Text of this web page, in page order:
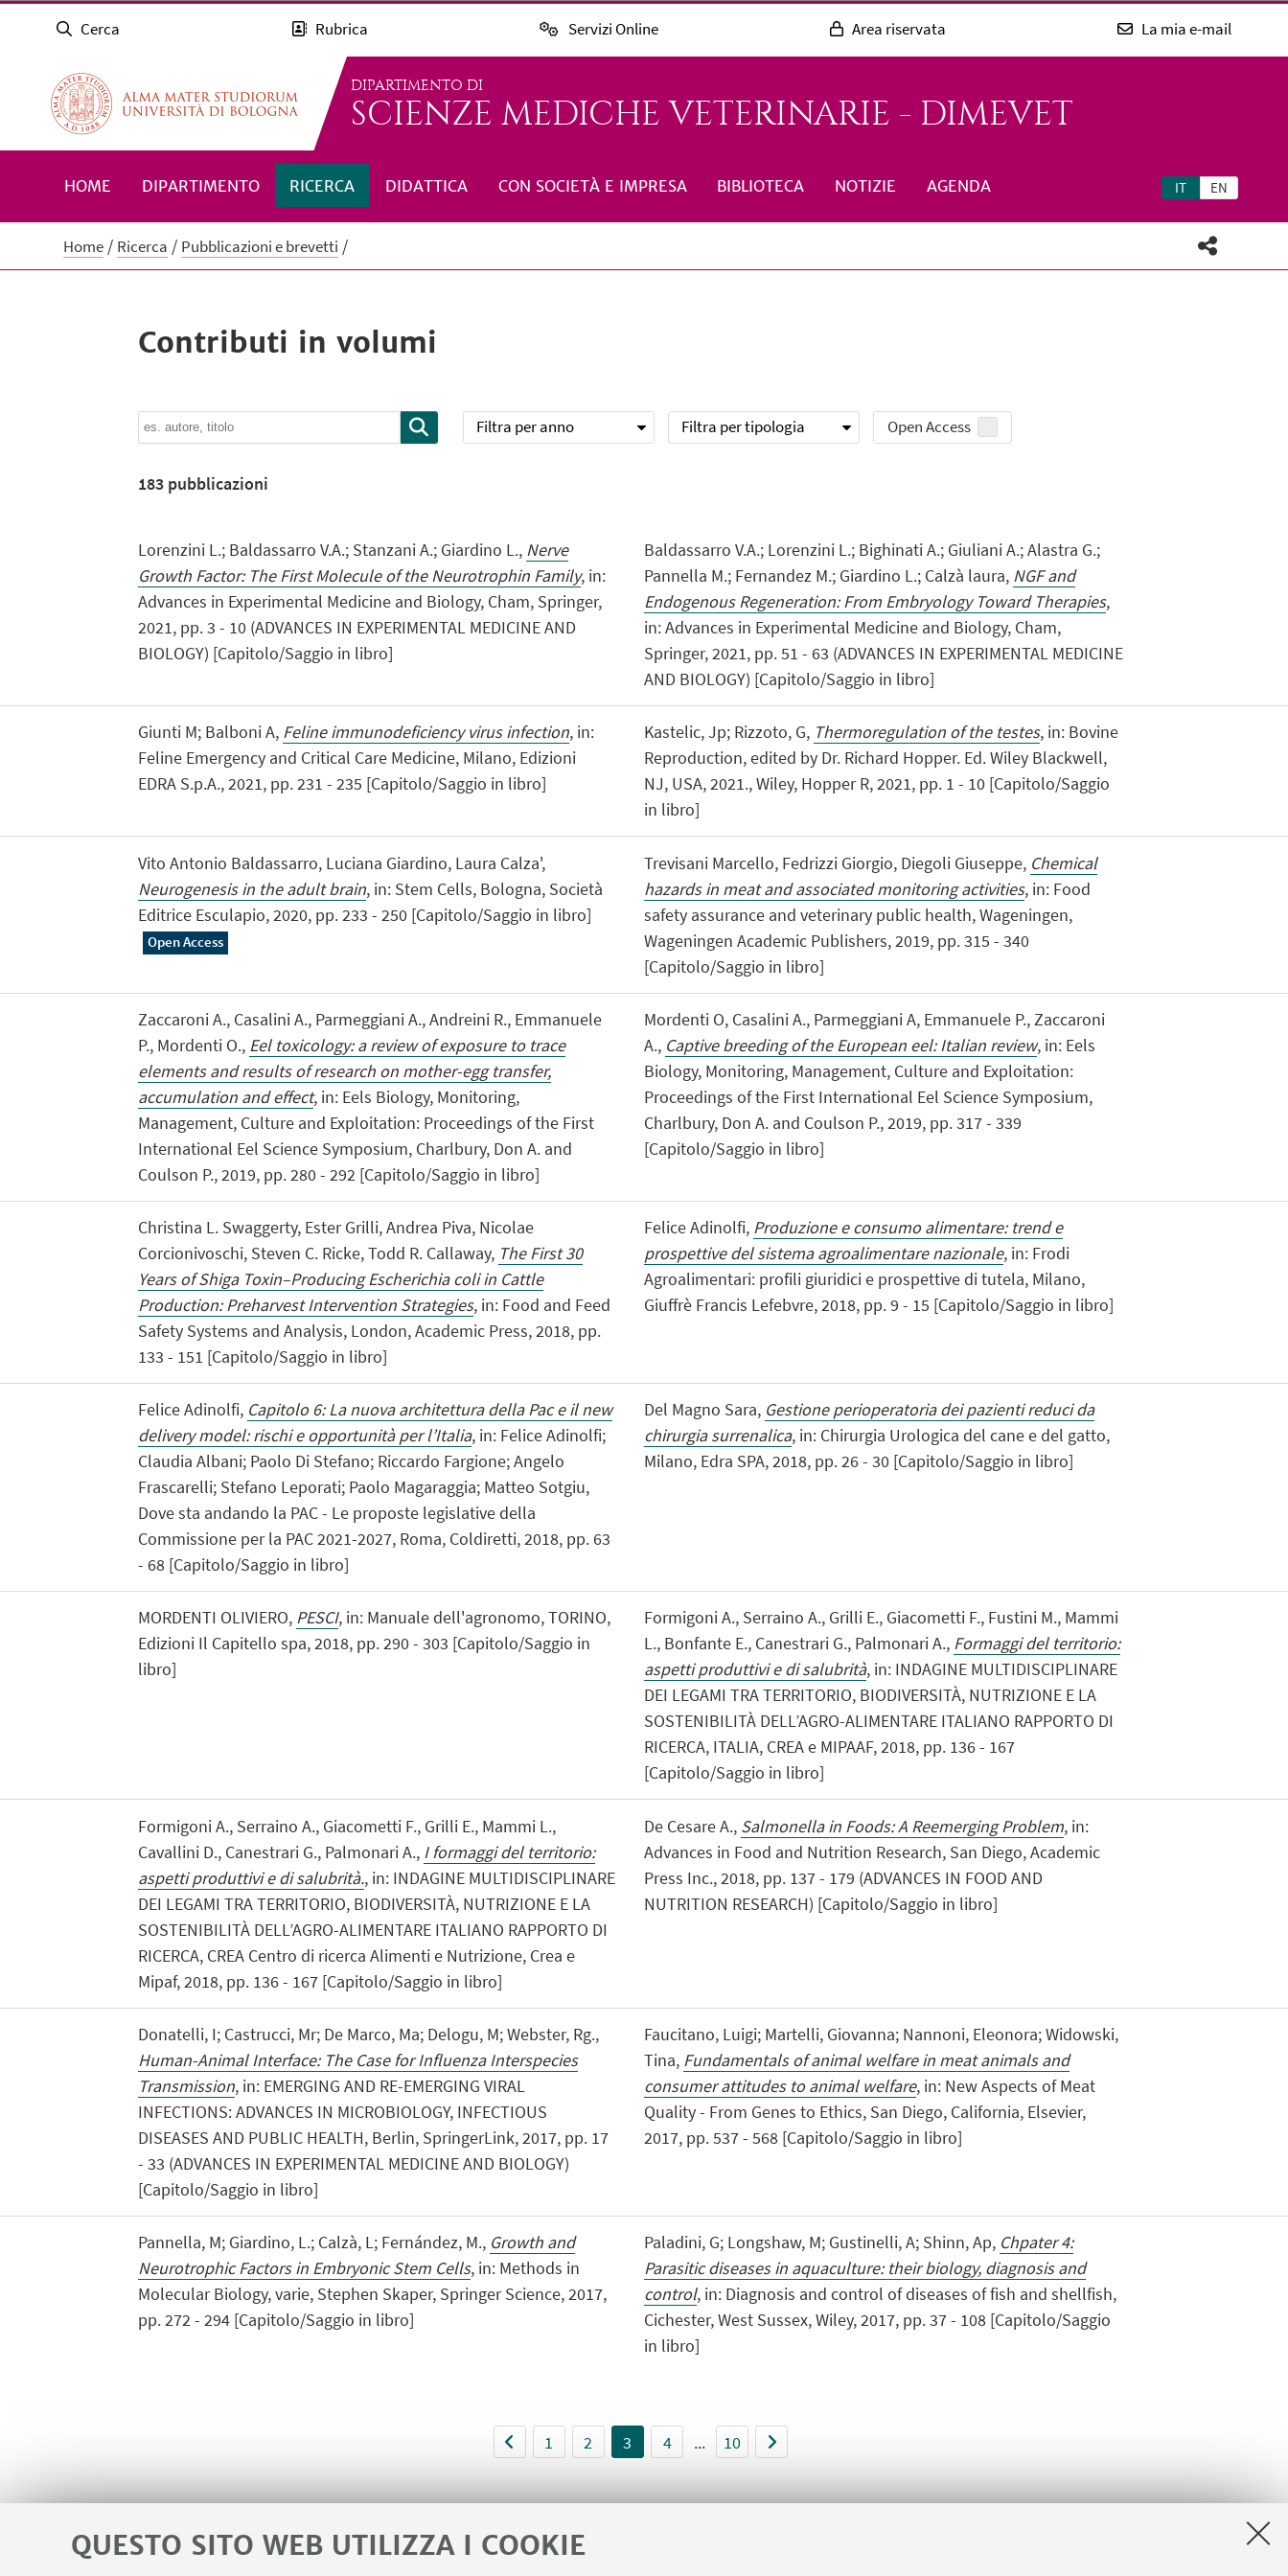
QUESTO SITO WEB UTILIZZA I COOKIE
Cerca Rubrica Servizi Online Area riservata La mia e-mail
DIPARTIMENTO DI
SCIENZE MEDICHE VETERINARIE - DIMEVET
IT EN
HOME DIPARTIMENTO RICERCA DIDATTICA CON SOCIETÀ E IMPRESA BIBLIOTECA NOTIZIE AGENDA
Home Ricerca Pubblicazioni e brevetti
Contributi in volumi
Filtra per anno Filtra per tipologia Open Access
183pubblicazioni
Lorenzini L.; Baldassarro V.A.; Stanzani A.; Giardino L., Nerve
Growth Factor: The First Molecule of the Neurotrophin Family, in:
Advances in Experimental Medicine and Biology, Cham, Springer,
2021, pp. 3 - 10 (ADVANCES IN EXPERIMENTAL MEDICINE AND
BIOLOGY) [Capitolo/Saggio in libro]
Baldassarro V.A.; Lorenzini L.; Bighinati A.; Giuliani A.; Alastra G.;
Pannella M.; Fernandez M.; Giardino L.; Calzà laura, NGF and
Endogenous Regeneration: From Embryology Toward Therapies,
in: Advances in Experimental Medicine and Biology, Cham,
Springer, 2021, pp. 51 - 63 (ADVANCES IN EXPERIMENTAL MEDICINE
AND BIOLOGY) [Capitolo/Saggio in libro]
Giunti M; Balboni A, Feline immunodeficiency virus infection, in:
Feline Emergency and Critical Care Medicine, Milano, Edizioni
EDRA S.p.A., 2021, pp. 231 - 235 [Capitolo/Saggio in libro]
Kastelic, Jp; Rizzoto, G, Thermoregulation of the testes, in: Bovine
Reproduction, edited by Dr. Richard Hopper. Ed. Wiley Blackwell,
NJ, USA, 2021., Wiley, Hopper R, 2021, pp. 1 - 10 [Capitolo/Saggio
in libro]
Vito Antonio Baldassarro, Luciana Giardino, Laura Calza',
Neurogenesis in the adult brain, in: Stem Cells, Bologna, Società
Editrice Esculapio, 2020, pp. 233 - 250 [Capitolo/Saggio in libro]
Open Access
Trevisani Marcello, Fedrizzi Giorgio, Diegoli Giuseppe, Chemical
hazards in meat and associated monitoring activities, in: Food
safety assurance and veterinary public health, Wageningen,
Wageningen Academic Publishers, 2019, pp. 315 - 340
[Capitolo/Saggio in libro]
Zaccaroni A., Casalini A., Parmeggiani A., Andreini R., Emmanuele
P., Mordenti O., Eel toxicology: a review of exposure to trace
elements and results of research on mother-egg transfer,
accumulation and effect, in: Eels Biology, Monitoring,
Management, Culture and Exploitation: Proceedings of the First
International Eel Science Symposium, Charlbury, Don A. and
Coulson P., 2019, pp. 280 - 292 [Capitolo/Saggio in libro]
Mordenti O, Casalini A., Parmeggiani A, Emmanuele P., Zaccaroni
A., Captive breeding of the European eel: Italian review, in: Eels
Biology, Monitoring, Management, Culture and Exploitation:
Proceedings of the First International Eel Science Symposium,
Charlbury, Don A. and Coulson P., 2019, pp. 317 - 339
[Capitolo/Saggio in libro]
Christina L. Swaggerty, Ester Grilli, Andrea Piva, Nicolae
Corcionivoschi, Steven C. Ricke, Todd R. Callaway, The First 30
Years of Shiga Toxin–Producing Escherichia coli in Cattle
Production: Preharvest Intervention Strategies, in: Food and Feed
Safety Systems and Analysis, London, Academic Press, 2018, pp.
133 - 151 [Capitolo/Saggio in libro]
Felice Adinolfi, Produzione e consumo alimentare: trend e
prospettive del sistema agroalimentare nazionale, in: Frodi
Agroalimentari: profili giuridici e prospettive di tutela, Milano,
Giuffrè Francis Lefebvre, 2018, pp. 9 - 15 [Capitolo/Saggio in libro]
Felice Adinolfi, Capitolo 6: La nuova architettura della Pac e il new
delivery model: rischi e opportunità per l’Italia, in: Felice Adinolfi;
Claudia Albani; Paolo Di Stefano; Riccardo Fargione; Angelo
Frascarelli; Stefano Leporati; Paolo Magaraggia; Matteo Sotgiu,
Dove sta andando la PAC - Le proposte legislative della
Commissione per la PAC 2021-2027, Roma, Coldiretti, 2018, pp. 63
- 68 [Capitolo/Saggio in libro]
Del Magno Sara, Gestione perioperatoria dei pazienti reduci da
chirurgia surrenalica, in: Chirurgia Urologica del cane e del gatto,
Milano, Edra SPA, 2018, pp. 26 - 30 [Capitolo/Saggio in libro]
MORDENTI OLIVIERO, PESCI, in: Manuale dell'agronomo, TORINO,
Edizioni Il Capitello spa, 2018, pp. 290 - 303 [Capitolo/Saggio in
libro]
Formigoni A., Serraino A., Grilli E., Giacometti F., Fustini M., Mammi
L., Bonfante E., Canestrari G., Palmonari A., Formaggi del territorio:
aspetti produttivi e di salubrità, in: INDAGINE MULTIDISCIPLINARE
DEI LEGAMI TRA TERRITORIO, BIODIVERSITÀ, NUTRIZIONE E LA
SOSTENIBILITÀ DELL’AGRO-ALIMENTARE ITALIANO RAPPORTO DI
RICERCA, ITALIA, CREA e MIPAAF, 2018, pp. 136 - 167
[Capitolo/Saggio in libro]
Formigoni A., Serraino A., Giacometti F., Grilli E., Mammi L.,
Cavallini D., Canestrari G., Palmonari A., I formaggi del territorio:
aspetti produttivi e di salubrità., in: INDAGINE MULTIDISCIPLINARE
DEI LEGAMI TRA TERRITORIO, BIODIVERSITÀ, NUTRIZIONE E LA
SOSTENIBILITÀ DELL’AGRO-ALIMENTARE ITALIANO RAPPORTO DI
RICERCA, CREA Centro di ricerca Alimenti e Nutrizione, Crea e
Mipaf, 2018, pp. 136 - 167 [Capitolo/Saggio in libro]
De Cesare A., Salmonella in Foods: A Reemerging Problem, in:
Advances in Food and Nutrition Research, San Diego, Academic
Press Inc., 2018, pp. 137 - 179 (ADVANCES IN FOOD AND
NUTRITION RESEARCH) [Capitolo/Saggio in libro]
Donatelli, I; Castrucci, Mr; De Marco, Ma; Delogu, M; Webster, Rg.,
Human-Animal Interface: The Case for Influenza Interspecies
Transmission, in: EMERGING AND RE-EMERGING VIRAL
INFECTIONS: ADVANCES IN MICROBIOLOGY, INFECTIOUS
DISEASES AND PUBLIC HEALTH, Berlin, SpringerLink, 2017, pp. 17
- 33 (ADVANCES IN EXPERIMENTAL MEDICINE AND BIOLOGY)
[Capitolo/Saggio in libro]
Faucitano, Luigi; Martelli, Giovanna; Nannoni, Eleonora; Widowski,
Tina, Fundamentals of animal welfare in meat animals and
consumer attitudes to animal welfare, in: New Aspects of Meat
Quality - From Genes to Ethics, San Diego, California, Elsevier,
2017, pp. 537 - 568 [Capitolo/Saggio in libro]
Pannella, M; Giardino, L.; Calzà, L; Fernández, M., Growth and
Neurotrophic Factors in Embryonic Stem Cells, in: Methods in
Molecular Biology, varie, Stephen Skaper, Springer Science, 2017,
pp. 272 - 294 [Capitolo/Saggio in libro]
Paladini, G; Longshaw, M; Gustinelli, A; Shinn, Ap, Chpater 4:
Parasitic diseases in aquaculture: their biology, diagnosis and
control, in: Diagnosis and control of diseases of fish and shellfish,
Cichester, West Sussex, Wiley, 2017, pp. 37 - 108 [Capitolo/Saggio
in libro]
1 2 3 4 ... 10